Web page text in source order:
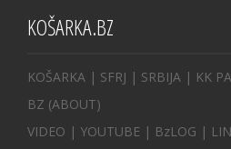
KOŠARKA.BZ
KOŠARKA | SFRJ | SRBIJA | KK
BZ (ABOUT)
VIDEO | YOUTUBE | BzLOG |